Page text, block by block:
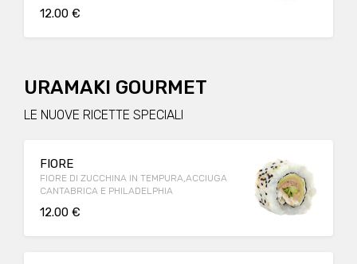
12.00 €
URAMAKI GOURMET
LE NUOVE RICETTE SPECIALI
FIORE
FIORE DI ZUCCHINA IN TEMPURA,ACCIUGA
CANTABRICA E PHILADELPHIA
12.00 €